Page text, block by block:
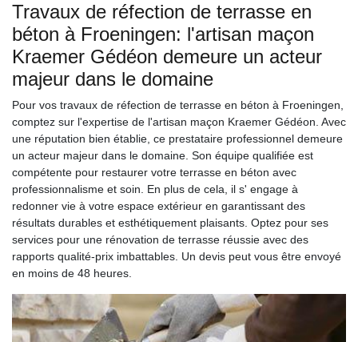
Travaux de réfection de terrasse en
béton à Froeningen: l'artisan maçon
Kraemer Gédéon demeure un acteur
majeur dans le domaine
Pour vos travaux de réfection de terrasse en béton à Froeningen,
comptez sur l'expertise de l'artisan maçon Kraemer Gédéon. Avec
une réputation bien établie, ce prestataire professionnel demeure
un acteur majeur dans le domaine. Son équipe qualifiée est
compétente pour restaurer votre terrasse en béton avec
professionnalisme et soin. En plus de cela, il s' engage à
redonner vie à votre espace extérieur en garantissant des
résultats durables et esthétiquement plaisants. Optez pour ses
services pour une rénovation de terrasse réussie avec des
rapports qualité-prix imbattables. Un devis peut vous être envoyé
en moins de 48 heures.